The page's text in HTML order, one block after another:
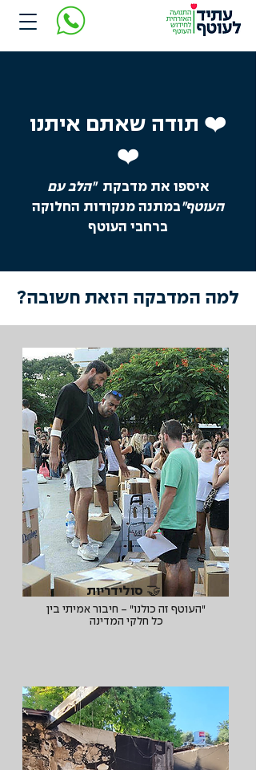
❤️ תודה שאתם איתנו
❤️
איספו את מדבקת"הלב עם
העוטף"במתנה מנקודות החלוקה
ברחבי העוטף
למה המדבקה הזאת חשובה?
🤝 סולידריות
"העוטף זה כולנו" - חיבור אמיתי בין
כל חלקי המדינה